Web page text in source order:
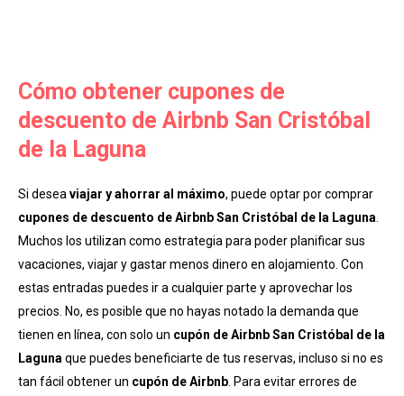
Cómo obtener cupones de
descuento de Airbnb San Cristóbal
de la Laguna
Si desea viajar y ahorrar al máximo, puede optar por comprar
cupones de descuento de Airbnb San Cristóbal de la Laguna
Muchos los utilizan como estrategia para poder planificar sus
vacaciones, viajar y gastar menos dinero en alojamiento. Con
estas entradas puedes ir a cualquier parte y aprovechar los
precios. No, es posible que no hayas notado la demanda que
tienen en línea, con solo un cupón de Airbnb San Cristóbal de la
Laguna que puedes beneficiarte de tus reservas, incluso si no es
tan fácil obtener un cupón de Airbnb . Para evitar errores de